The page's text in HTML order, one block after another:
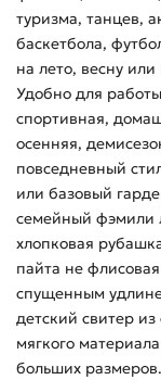
туризма, танцев,
баскетбола,
на лето, весну
Удобно для
спортивная,
осенняя,
повседневный
или базовый
семейный фэмили
хлопковая
пайта не
спущенным
детский свитер из
мягкого
больших